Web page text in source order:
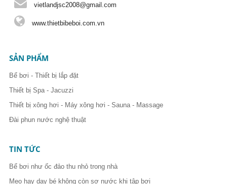
vietlandjsc2008@gmail.com
www.thietbibeboi.com.vn
SẢN PHẨM
Bể bơi - Thiết bị lắp đặt
Thiết bị Spa - Jacuzzi
Thiết bị xông hơi - Máy xông hơi - Sauna - Massage
Đài phun nước nghệ thuật
TIN TỨC
Bể bơi như ốc đảo thu nhỏ trong nhà
Mẹo hay dạy bé không còn sợ nước khi tập bơi